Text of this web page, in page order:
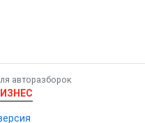
авторазборок